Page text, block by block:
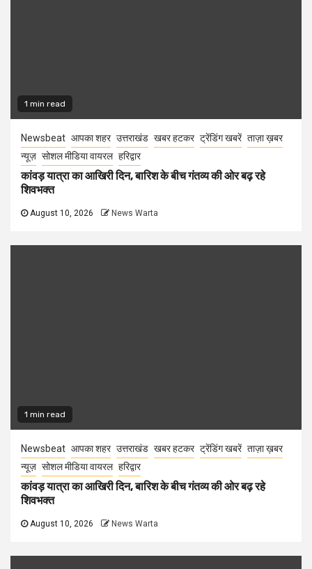
1 min read
Newsbeat आपका शहर उत्तराखंड खबर हटकर ट्रेंडिंग खबरें ताज़ा ख़बर
न्यूज़ सोशल मीडिया वायरल हरिद्वार
कांवड़ यात्रा का आखिरी दिन, बारिश के बीच गंतव्य की ओर बढ़ रहे
शिवभक्त
August 10, 2026 News Warta
1 min read
Newsbeat आपका शहर उत्तराखंड खबर हटकर ट्रेंडिंग खबरें ताज़ा ख़बर
न्यूज़ सोशल मीडिया वायरल हरिद्वार
कांवड़ यात्रा का आखिरी दिन, बारिश के बीच गंतव्य की ओर बढ़ रहे
शिवभक्त
August 10, 2026 News Warta